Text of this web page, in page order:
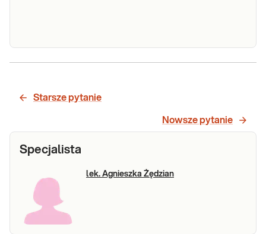
Hormon
(HGH)
Hormon wzrostu. Oznaczanie stężenia
chorób i stanów związanych z zaburzeniami
Starsze pytanie
Nowsze pytanie
Specjalista
lek. Agnieszka Żędzian